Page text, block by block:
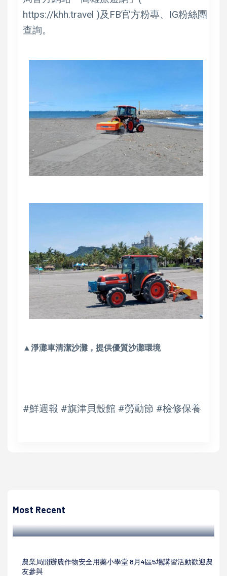
https://khh.travel )及FB官方粉專、IG粉絲團
查詢。
▲淨灘車清潔沙灘，提供優質沙灘環境
#鮮週報 #旗津貝殼館 #勞動節 #檢修保養
Most Recent
台業者高軟首推服務
農業局開辦農作物安全用藥小學堂 8月4區5場講習活動歡迎農
友參與